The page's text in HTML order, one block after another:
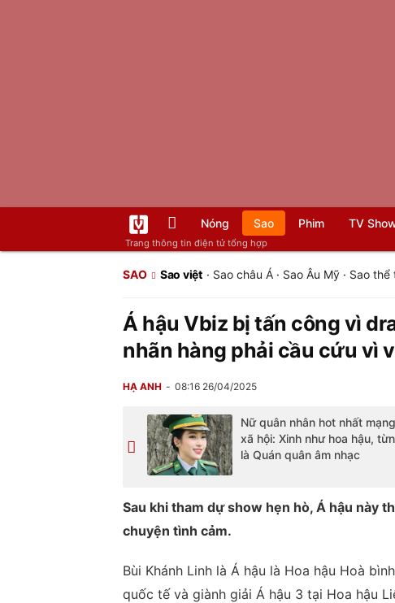
Trang thông tin điện tử tổng hợp
Nóng Sao Phim TV
SAO Sao việt · Sao châu Á· Sao Âu Mỹ· Sao thể
Á hậu Vbiz bị tấn công vì
nhãn hàng phải cầu cứu vì
HẠ ANH 08:16 26/04/2025
Nữ quân nhân hot nhất mạng
xã hội: Xinh như hoa hậu,
là Quán quân âm nhạc
Sau khi tham dự show hẹn hò, Á hậu này
chuyện tình cảm.
Bùi Khánh Linh là Á hậu là Hoa hậu Hoà
quốc tế và giành giải Á hậu 3 tại Hoa hậu